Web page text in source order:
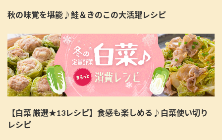
秋の味覚を堪能♪鮭＆きのこの大活躍レシピ
【白菜 厳選★13レシピ】食感も楽しめる♪白菜使い切り
レシピ